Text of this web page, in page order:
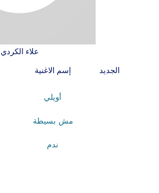
علاء الكردي
الجديد إسم الاغنية
أويلي
مش بسيطة
ندم